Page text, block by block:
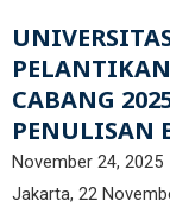
CABANG
PENULISAN
November 24, 2025
Jakarta, 22